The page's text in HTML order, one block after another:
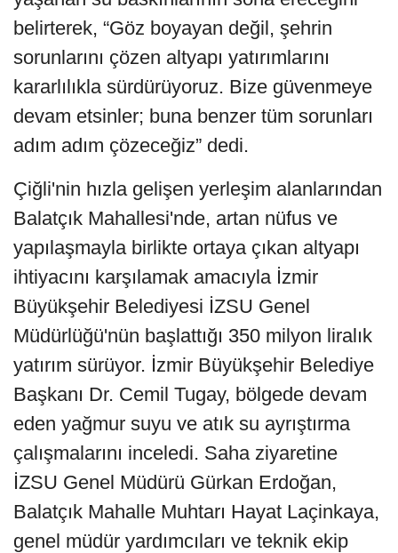
belirterek, “Göz boyayan değil, şehrin
sorunlarını çözen altyapı yatırımlarını
kararlılıkla sürdürüyoruz. Bize güvenmeye
devam etsinler; buna benzer tüm sorunları
adım adım çözeceğiz” dedi.
Çiğli'nin hızla gelişen yerleşim alanlarından
Balatçık Mahallesi'nde, artan nüfus ve
yapılaşmayla birlikte ortaya çıkan altyapı
ihtiyacını karşılamak amacıyla İzmir
Büyükşehir Belediyesi İZSU Genel
Müdürlüğü'nün başlattığı 350 milyon liralık
yatırım sürüyor. İzmir Büyükşehir Belediye
Başkanı Dr. Cemil Tugay, bölgede devam
eden yağmur suyu ve atık su ayrıştırma
çalışmalarını inceledi. Saha ziyaretine
İZSU Genel Müdürü Gürkan Erdoğan,
Balatçık Mahalle Muhtarı Hayat Laçinkaya,
genel müdür yardımcıları ve teknik ekip